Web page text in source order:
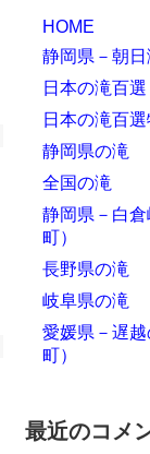
HOME
静岡県－朝日
日本の滝百選
日本の滝百
静岡県の滝
全国の滝
静岡県－白
町）
長野県の滝
岐阜県の滝
愛媛県－遅
町）
最近のコメ